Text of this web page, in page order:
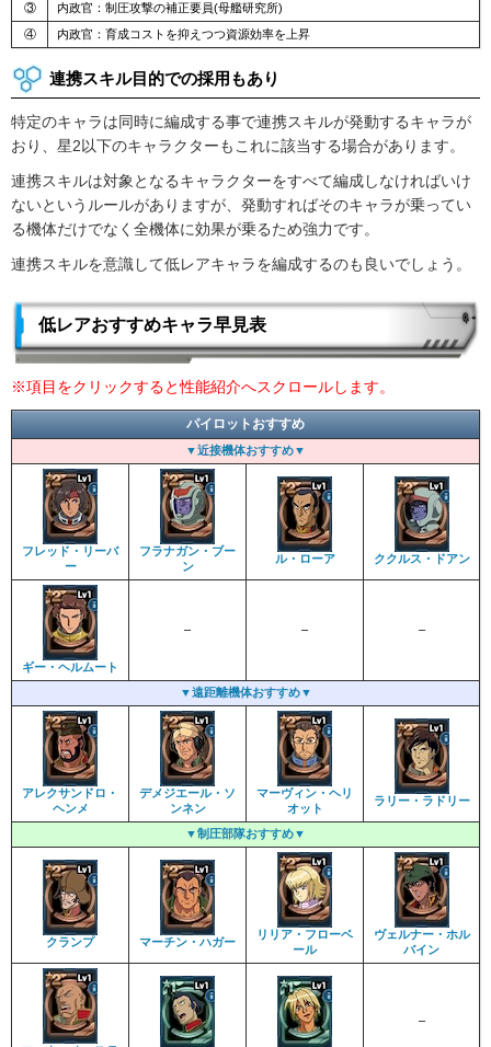
③
内政官：制圧攻撃の補正要員(母艦研究所)
④
内政官：育成コストを抑えつつ資源効率を上昇
連携スキル目的での採用もあり
特定のキャラは同時に編成する事で連携スキルが発動するキャラが
おり、星2以下のキャラクターもこれに該当する場合があります。
連携スキルは対象となるキャラクターをすべて編成しなければいけ
ないというルールがありますが、発動すればそのキャラが乗ってい
る機体だけでなく全機体に効果が乗るため強力です。
連携スキルを意識して低レアキャラを編成するのも良いでしょう。
低レアおすすめキャラ早見表
※項目をクリックすると性能紹介へスクロールします。
パイロットおすすめ
▼近接機体おすすめ▼
フレッド・リーバ
ー
フラナガン・ブー
ン
ル・ローア ククルス・ドアン
ギー・ヘルムート
– – –
▼遠距離機体おすすめ▼
アレクサンドロ・
ヘンメ
デメジエール・ソ
ンネン
マーヴィン・ヘリ
オット
ラリー・ラドリー
▼制圧部隊おすすめ▼
クランプ マーチン・ハガー
リリア・フローベ
ール
ヴェルナー・ホル
バイン
–